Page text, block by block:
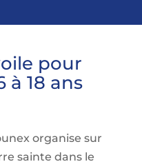
pour
à 18 ans
organise sur
sainte dans le